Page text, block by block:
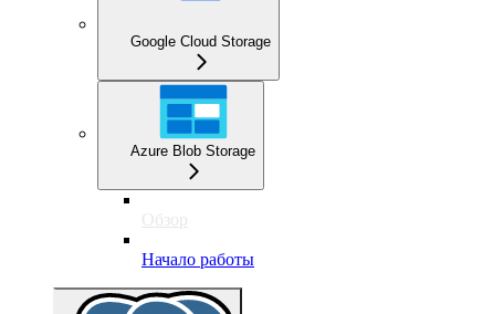
Google Cloud Storage
Azure Blob Storage
Обзор
Начало работы